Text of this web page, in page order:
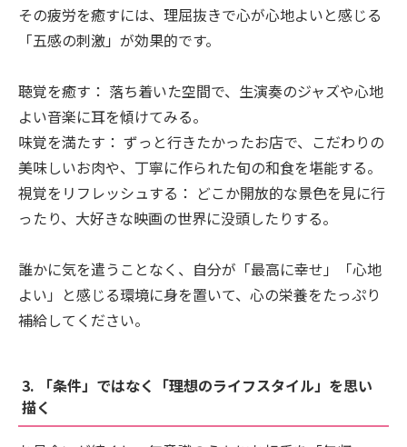
その疲労を癒すには、理屈抜きで心が心地よいと感じる
「五感の刺激」が効果的です。
聴覚を癒す： 落ち着いた空間で、生演奏のジャズや心地
よい音楽に耳を傾けてみる。
味覚を満たす： ずっと行きたかったお店で、こだわりの
美味しいお肉や、丁寧に作られた旬の和食を堪能する。
視覚をリフレッシュする： どこか開放的な景色を見に行
ったり、大好きな映画の世界に没頭したりする。
誰かに気を遣うことなく、自分が「最高に幸せ」「心地
よい」と感じる環境に身を置いて、心の栄養をたっぷり
補給してください。
3. 「条件」ではなく「理想のライフスタイル」を思い
描く